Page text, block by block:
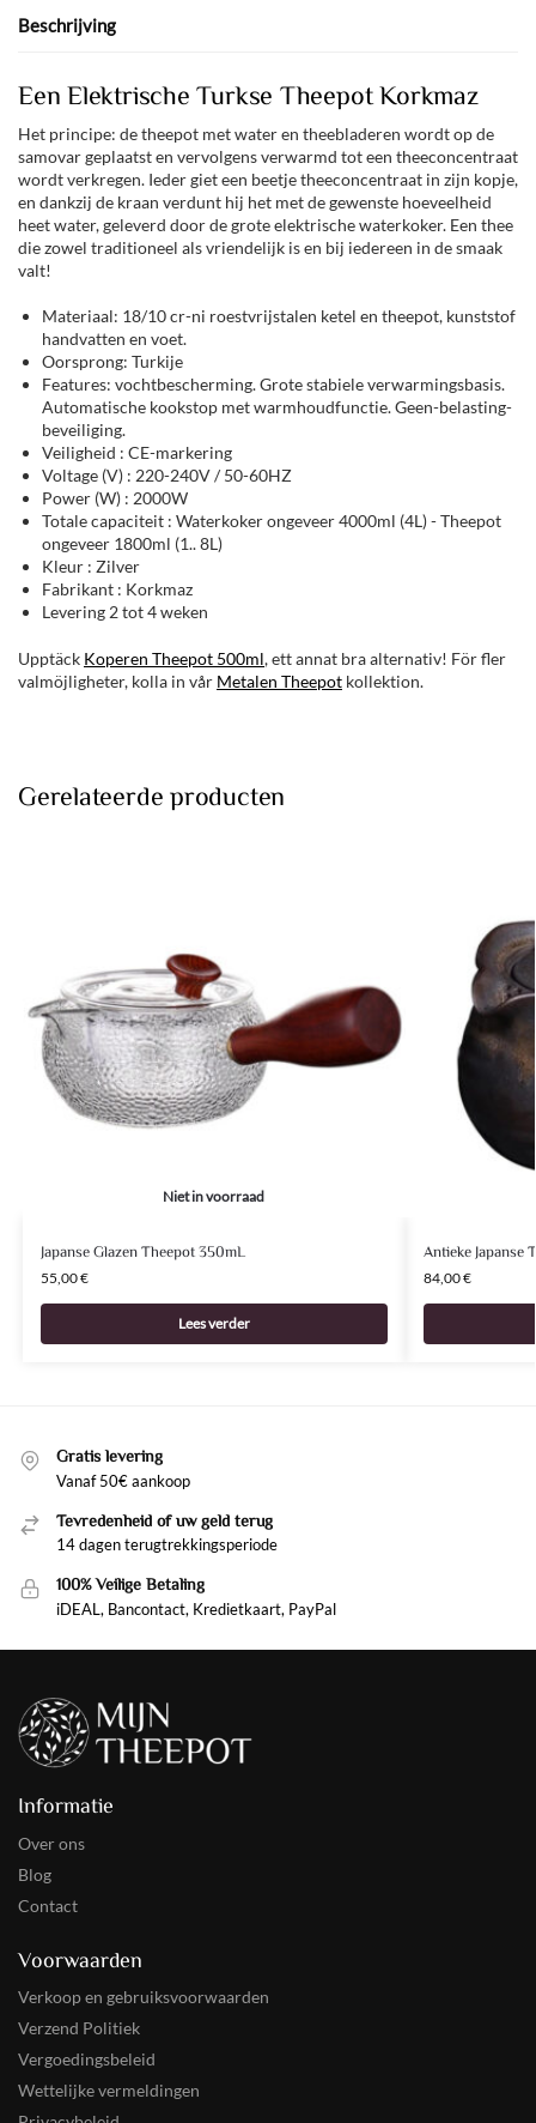
Beschrijving
Een Elektrische Turkse Theepot Korkmaz
Het principe: de theepot met water en theebladeren wordt op de
samovar geplaatst en vervolgens verwarmd tot een theeconcentraat
wordt verkregen. Ieder giet een beetje theeconcentraat in zijn kopje,
en dankzij de kraan verdunt hij het met de gewenste hoeveelheid
heet water, geleverd door de grote elektrische waterkoker. Een thee
die zowel traditioneel als vriendelijk is en bij iedereen in de smaak
valt!
Materiaal: 18/10 cr-ni roestvrijstalen ketel en theepot, kunststof
handvatten en voet.
Oorsprong: Turkije
Features: vochtbescherming. Grote stabiele verwarmingsbasis.
Automatische kookstop met warmhoudfunctie. Geen-belasting-
beveiliging.
Veiligheid : CE-markering
Voltage (V) : 220-240V / 50-60HZ
Power (W) : 2000W
Totale capaciteit : Waterkoker ongeveer 4000ml (4L) - Theepot
ongeveer 1800ml (1.. 8L)
Kleur : Zilver
Fabrikant : Korkmaz
Levering 2 tot 4 weken
Upptäck Koperen Theepot 500ml, ett annat bra alternativ! För fler
valmöjligheter, kolla in vår Metalen Theepot kollektion.
Gerelateerde producten
Niet in voorraad
Japanse Glazen Theepot 350mL
55,00€
Lees verder
Antieke Japanse
84,00€
Gratis levering
Vanaf 50€ aankoop
Tevredenheid of uw geld terug
14 dagen terugtrekkingsperiode
100% Veilige Betaling
iDEAL, Bancontact, Kredietkaart, PayPal
Informatie
Over ons
Blog
Contact
Voorwaarden
Verkoop en gebruiksvoorwaarden
Verzend Politiek
Vergoedingsbeleid
Wettelijke vermeldingen